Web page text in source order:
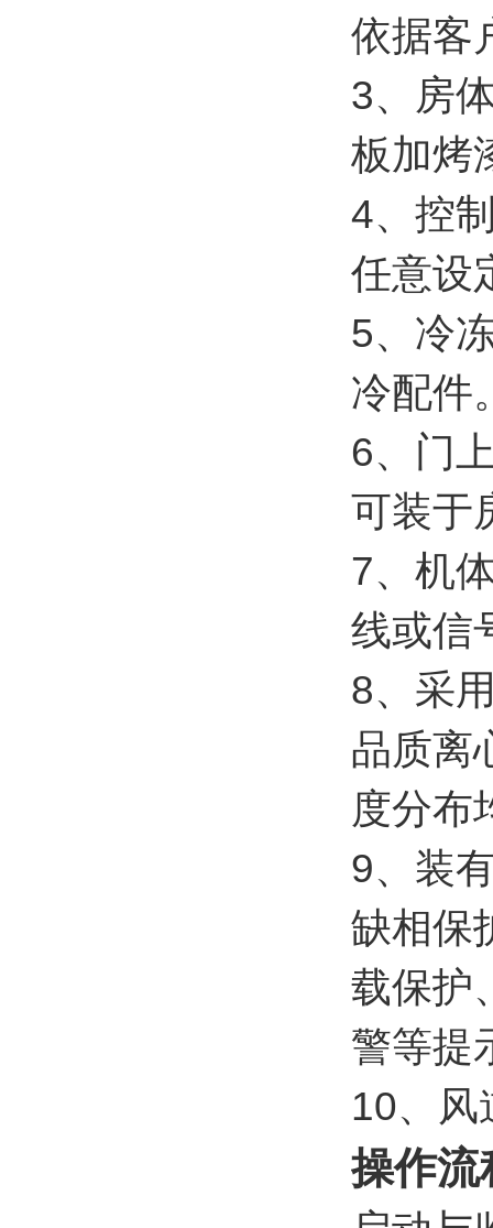
依据客
3、房
板加烤
4、控
任意设
5、冷
冷配件
6、门
可装于
7、机
线或信
8、采
品质离
度分布
9、装
缺相保
载保护
警等提
10、风
操作流